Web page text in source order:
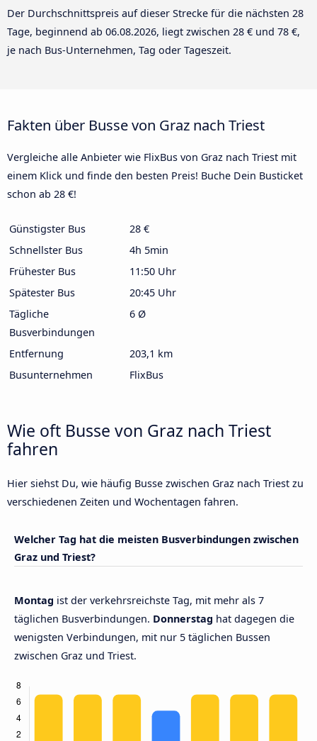
Der Durchschnittspreis auf dieser Strecke für die nächsten 28
Tage, beginnend ab 06.08.2026, liegt zwischen 28 € und 78 €,
je nach Bus-Unternehmen, Tag oder Tageszeit.
Fakten über Busse von Graz nach Triest
Vergleiche alle Anbieter wie FlixBus von Graz nach Triest mit
einem Klick und finde den besten Preis! Buche Dein Busticket
schon ab 28 €!
Günstigster Bus
28 €
Schnellster Bus
4h 5min
Frühester Bus
11:50 Uhr
Spätester Bus
20:45 Uhr
Tägliche
Busverbindungen
6 Ø
Entfernung
203,1 km
Busunternehmen
FlixBus
Wie oft Busse von Graz nach Triest
fahren
Hier siehst Du, wie häufig Busse zwischen Graz nach Triest zu
verschiedenen Zeiten und Wochentagen fahren.
Welcher Tag hat die meisten Busverbindungen zwischen
Graz und Triest?
Montag ist der verkehrsreichste Tag, mit mehr als 7
täglichen Busverbindungen. Donnerstag hat dagegen die
wenigsten Verbindungen, mit nur 5 täglichen Bussen
zwischen Graz und Triest.